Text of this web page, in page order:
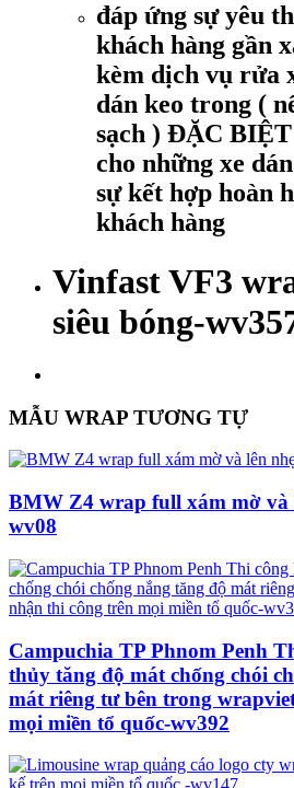
đáp ứng sự yêu
khách hàng gần
kèm dịch vụ rửa
dán keo trong (
sạch ) ĐẶC
cho những xe
sự kết hợp hoàn
khách hàng
Vinfast VF3
siêu bóng-
MẪU WRAP TƯƠNG TỰ
BMW Z4 wrap full xám mờ và
wv08
Campuchia TP Phnom Penh
thủy tăng độ mát chống chói
mát riêng tư bên trong
mọi miền tổ quốc-wv392